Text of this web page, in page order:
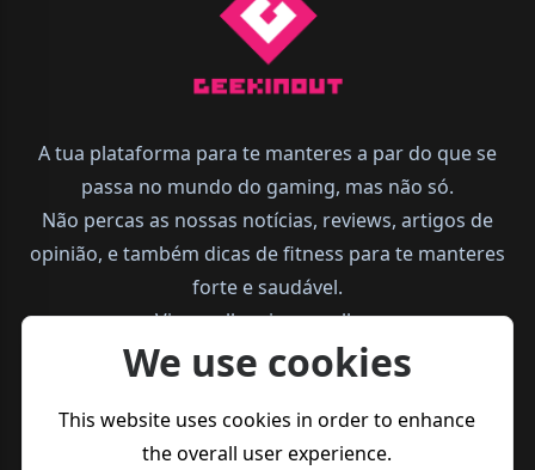
A tua plataforma para te manteres a par do que se
passa no mundo do gaming, mas não só.
Não percas as nossas notícias, reviews, artigos de
opinião, e também dicas de fitness para te manteres
forte e saudável.
Vive melhor, joga melhor.
We use cookies
This website uses cookies in order to enhance
the overall user experience.